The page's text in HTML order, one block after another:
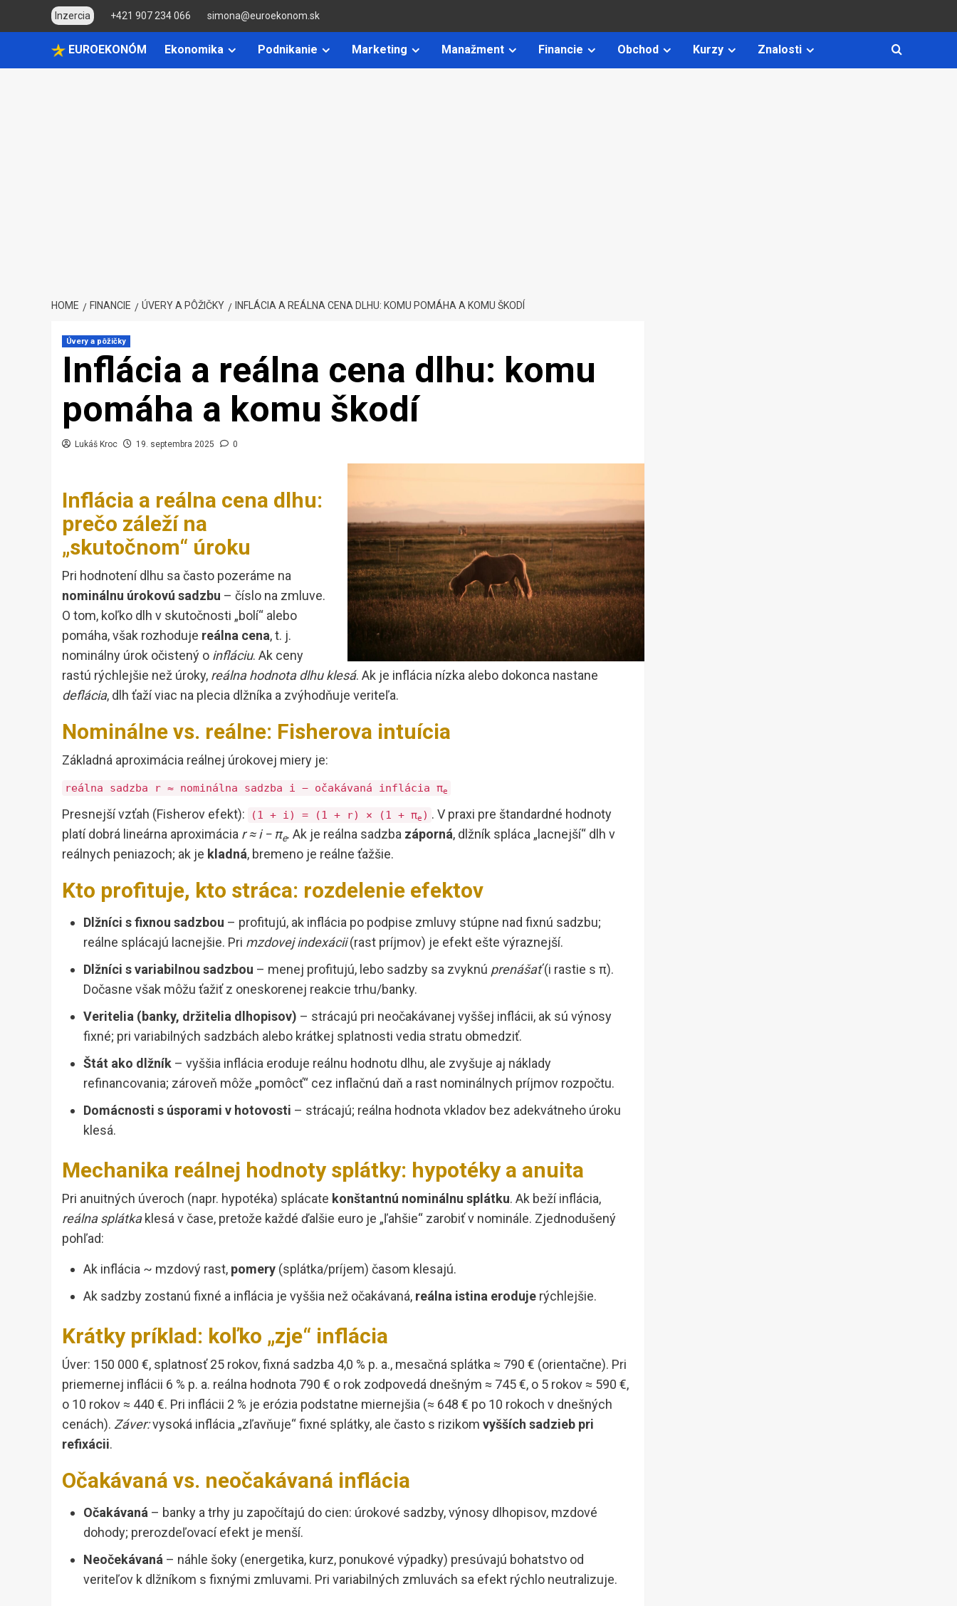
Inzercia +421 907 234 066 simona@euroekonom.sk
EUROEKONÓM Ekonomika Podnikanie Marketing Manažment Financie Obchod Kurzy Znalosti
HOME FINANCIE ÚVERY A PÔŽIČKY INFLÁCIA A REÁLNA CENA DLHU: KOMU POMÁHA A KOMU ŠKODÍ
Úvery a pôžičky
Inflácia a reálna cena dlhu: komu
pomáha a komu škodí
Lukáš Kroc 19. septembra 2025 0
Inflácia a reálna cena dlhu:
prečo záleží na
„skutočnom“ úroku
Pri hodnotení dlhu sa často pozeráme na
nominálnu úrokovú sadzbu – číslo na zmluve.
O tom, koľko dlh v skutočnosti „bolí“ alebo
pomáha, však rozhoduje reálna cena, t. j.
nominálny úrok očistený o infláciu. Ak ceny
rastú rýchlejšie než úroky, reálna hodnota dlhu klesá. Ak je inflácia nízka alebo dokonca nastane
deflácia, dlh ťaží viac na plecia dlžníka a zvýhodňuje veriteľa.
Nominálne vs. reálne: Fisherova intuícia
Základná aproximácia reálnej úrokovej miery je:
reálna sadzba r ≈ nominálna sadzba i − očakávaná inflácia πe
Presnejší vzťah (Fisherov efekt): (1 + i) = (1 + r) × (1 + πe ) . V praxi pre štandardné hodnoty
platí dobrá lineárna aproximácia r ≈ i − πe. Ak je reálna sadzba záporná, dlžník spláca „lacnejší“ dlh v
reálnych peniazoch; ak je kladná, bremeno je reálne ťažšie.
Kto profituje, kto stráca: rozdelenie efektov
Dlžníci s fixnou sadzbou – profitujú, ak inflácia po podpise zmluvy stúpne nad fixnú sadzbu;
reálne splácajú lacnejšie. Pri mzdovej indexácii(rast príjmov) je efekt ešte výraznejší.
Dlžníci s variabilnou sadzbou – menej profitujú, lebo sadzby sa zvyknú prenášať(i rastie s π).
Dočasne však môžu ťažiť z oneskorenej reakcie trhu/banky.
Veritelia (banky, držitelia dlhopisov) – strácajú pri neočakávanej vyššej inflácii, ak sú výnosy
fixné; pri variabilných sadzbách alebo krátkej splatnosti vedia stratu obmedziť.
Štát ako dlžník – vyššia inflácia eroduje reálnu hodnotu dlhu, ale zvyšuje aj náklady
refinancovania; zároveň môže „pomôcť“ cez inflačnú daň a rast nominálnych príjmov rozpočtu.
Domácnosti s úsporami v hotovosti – strácajú; reálna hodnota vkladov bez adekvátneho úroku
klesá.
Mechanika reálnej hodnoty splátky: hypotéky a anuita
Pri anuitných úveroch (napr. hypotéka) splácate konštantnú nominálnu splátku. Ak beží inflácia,
reálna splátkaklesá v čase, pretože každé ďalšie euro je „ľahšie“ zarobiť v nominále. Zjednodušený
pohľad:
Ak inflácia ~ mzdový rast, pomery (splátka/príjem) časom klesajú.
Ak sadzby zostanú fixné a inflácia je vyššia než očakávaná, reálna istina eroduje rýchlejšie.
Krátky príklad: koľko „zje“ inflácia
Úver: 150 000 €, splatnosť 25 rokov, fixná sadzba 4,0 % p. a., mesačná splátka ≈ 790 € (orientačne). Pri
priemernej inflácii 6 % p. a. reálna hodnota 790 € o rok zodpovedá dnešným ≈ 745 €, o 5 rokov ≈ 590 €,
o 10 rokov ≈ 440 €. Pri inflácii 2 % je erózia podstatne miernejšia (≈ 648 € po 10 rokoch v dnešných
cenách). Záver:vysoká inflácia „zľavňuje“ fixné splátky, ale často s rizikom vyšších sadzieb pri
refixácii.
Očakávaná vs. neočakávaná inflácia
Očakávaná – banky a trhy ju započítajú do cien: úrokové sadzby, výnosy dlhopisov, mzdové
dohody; prerozdeľovací efekt je menší.
Neočekávaná – náhle šoky (energetika, kurz, ponukové výpadky) presúvajú bohatstvo od
veriteľov k dlžníkom s fixnými zmluvami. Pri variabilných zmluvách sa efekt rýchlo neutralizuje.